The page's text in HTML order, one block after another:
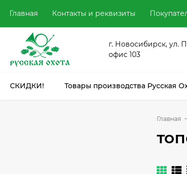
Главная Контакты и реквизиты
г. Новосибирск, ул.
офис 103
СКИДКИ! Товары производства Русская
Главная